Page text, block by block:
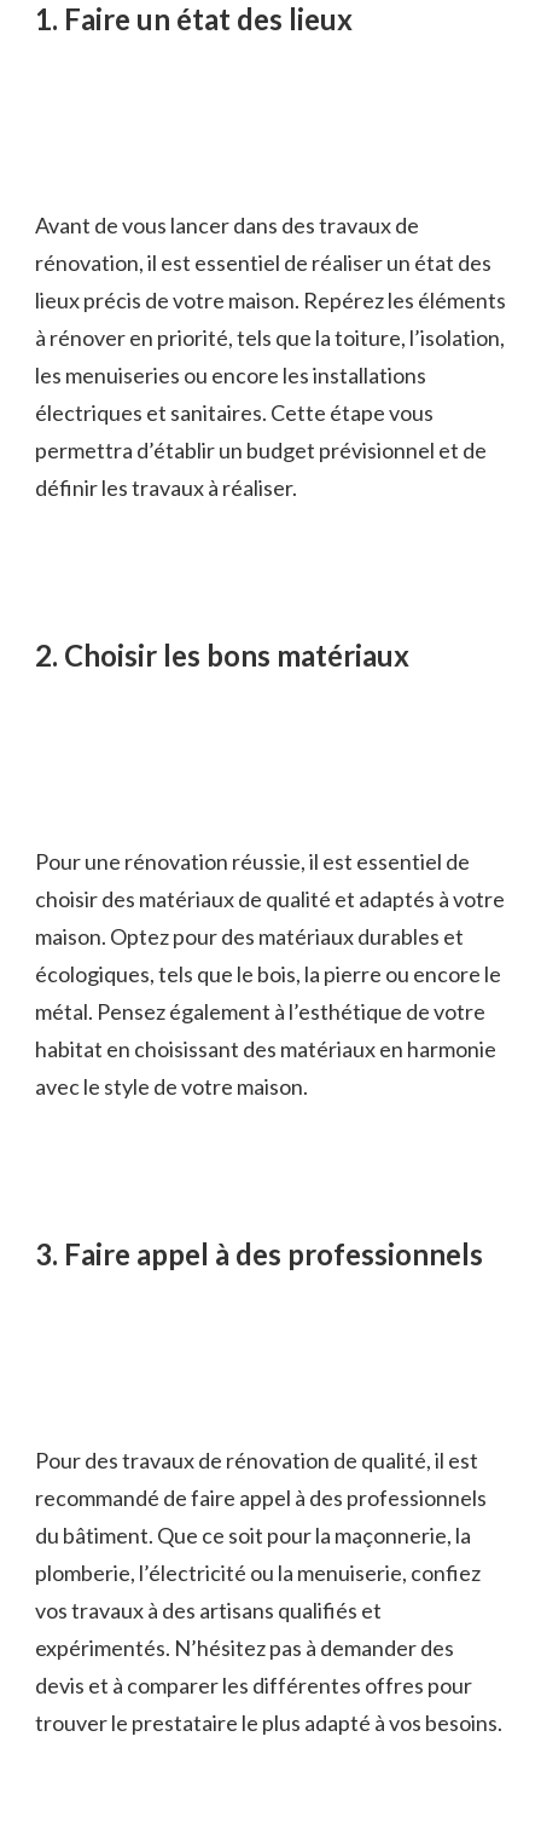
1. Faire un état des lieux
Avant de vous lancer dans des travaux de
rénovation, il est essentiel de réaliser un état des
lieux précis de votre maison. Repérez les éléments
à rénover en priorité, tels que la toiture, l’isolation,
les menuiseries ou encore les installations
électriques et sanitaires. Cette étape vous
permettra d’établir un budget prévisionnel et de
définir les travaux à réaliser.
2. Choisir les bons matériaux
Pour une rénovation réussie, il est essentiel de
choisir des matériaux de qualité et adaptés à votre
maison. Optez pour des matériaux durables et
écologiques, tels que le bois, la pierre ou encore le
métal. Pensez également à l’esthétique de votre
habitat en choisissant des matériaux en harmonie
avec le style de votre maison.
3. Faire appel à des professionnels
Pour des travaux de rénovation de qualité, il est
recommandé de faire appel à des professionnels
du bâtiment. Que ce soit pour la maçonnerie, la
plomberie, l’électricité ou la menuiserie, confiez
vos travaux à des artisans qualifiés et
expérimentés. N’hésitez pas à demander des
devis et à comparer les différentes offres pour
trouver le prestataire le plus adapté à vos besoins.